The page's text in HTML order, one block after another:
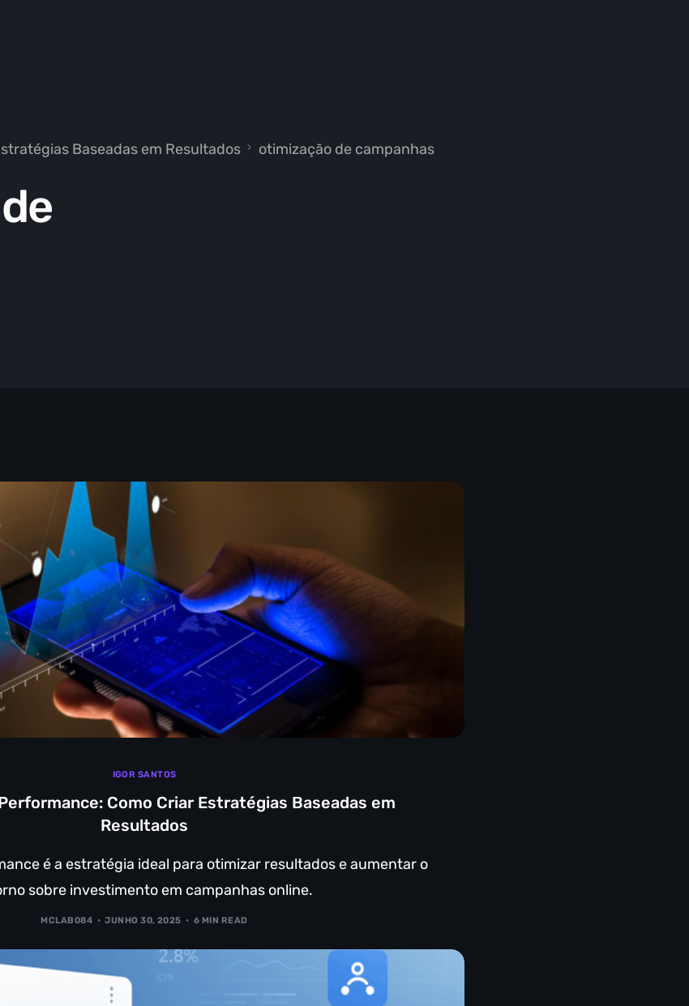
Baseadas em Resultados otimização de campanhas
IGOR SANTOS
Como Criar Estratégias Baseadas em
Resultados
é a estratégia ideal para otimizar resultados e aumentar o
sobre investimento em campanhas online.
MCLAB084 JUNHO 30, 2025 6 MIN READ